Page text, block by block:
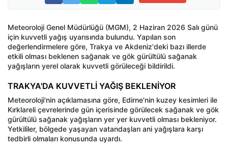
Meteoroloji Genel Müdürlüğü (MGM), 2 Haziran 2026 Salı günü
için kuvvetli yağış uyarısında bulundu. Yapılan son
değerlendirmelere göre, Trakya ve Akdeniz'deki bazı illerde
etkili olması beklenen sağanak ve gök gürültülü sağanak
yağışların yerel olarak kuvvetli görüleceği bildirildi.
TRAKYA'DA KUVVETLİ YAĞIŞ BEKLENİYOR
Meteoroloji'nin açıklamasına göre, Edirne'nin kuzey kesimleri ile
Kırklareli çevrelerinde gün içerisinde görülecek sağanak ve gök
gürültülü sağanak yağışların yer yer kuvvetli olması bekleniyor.
Yetkililer, bölgede yaşayan vatandaşları ani yağışlara karşı
tedbirli olmaları konusunda uyardı.